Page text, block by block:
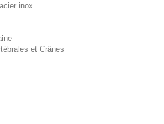
inox
et Crânes